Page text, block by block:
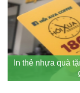
In thẻ nhựa quà